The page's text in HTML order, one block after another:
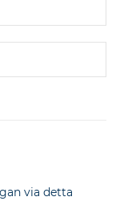
via detta